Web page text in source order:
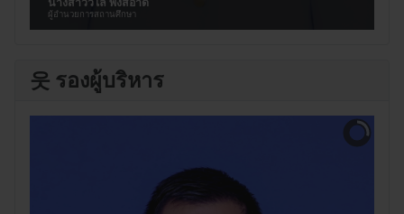
ผู้อำนวยการสถานศึกษา
웃 รองผู้บริหาร